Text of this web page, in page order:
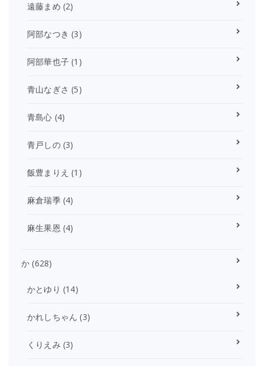
遠藤まめ (2)
阿部なつき (3)
阿部華也子 (1)
青山なぎさ (5)
青島心 (4)
青戸しの(3)
飯豊まりえ (1)
麻倉瑞季(4)
麻生果恩 (4)
か (628)
かとゆり (14)
かれしちゃん (3)
くりえみ (3)